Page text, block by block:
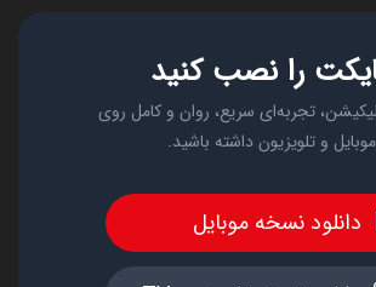
را نصب کنید
تجربه‌ای سریع، روان و کامل روی
موبایل و تلویزیون داشته باشید.
دانلود نسخه موبایل